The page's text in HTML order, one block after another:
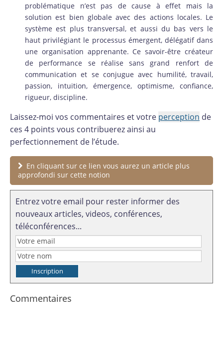
problématique n’est pas de cause à effet mais la
solution est bien globale avec des actions locales. Le
système est plus transversal, et aussi du bas vers le
haut privilégiant le processus émergent, délégatif dans
une organisation apprenante. Ce savoir-être créateur
de performance se réalise sans grand renfort de
communication et se conjugue avec humilité, travail,
passion, intuition, émergence, optimisme, confiance,
rigueur, discipline.
Laissez-moi vos commentaires et votre perception de
ces 4 points vous contribuerez ainsi au
perfectionnement de l’étude.
En cliquant sur ce lien vous aurez un article plus
approfondi sur cette notion
Entrez votre email pour rester informer des
nouveaux articles, videos, conférences,
téléconférences...
Commentaires